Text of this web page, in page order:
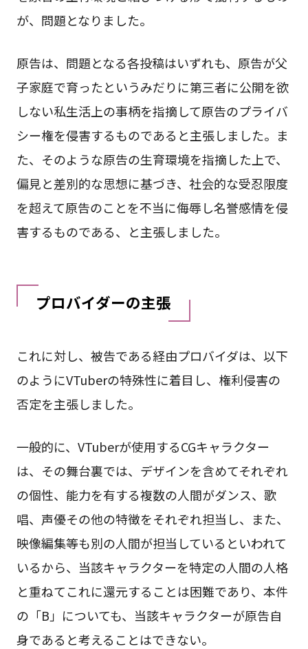
が、問題となりました。
原告は、問題となる各投稿はいずれも、原告が父
子家庭で育ったというみだりに第三者に公開を欲
しない私生活上の事柄を指摘して原告のプライバ
シー権を侵害するものであると主張しました。ま
た、そのような原告の生育環境を指摘した上で、
偏見と差別的な思想に基づき、社会的な受忍限度
を超えて原告のことを不当に侮辱し名誉感情を侵
害するものである、と主張しました。
プロバイダーの主張
これに対し、被告である経由プロバイダは、以下
のようにVTuberの特殊性に着目し、権利侵害の
否定を主張しました。
一般的に、VTuberが使用するCGキャラクター
は、その舞台裏では、デザインを含めてそれぞれ
の個性、能力を有する複数の人間がダンス、歌
唱、声優その他の特徴をそれぞれ担当し、また、
映像編集等も別の人間が担当しているといわれて
いるから、当該キャラクターを特定の人間の人格
と重ねてこれに還元することは困難であり、本件
の「B」についても、当該キャラクターが原告自
身であると考えることはできない。